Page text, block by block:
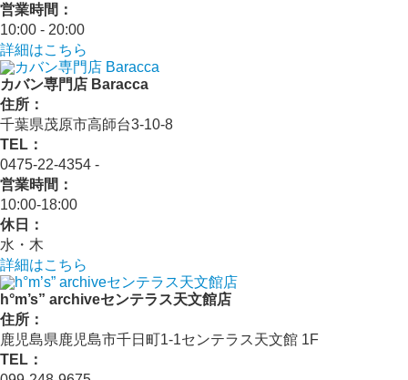
営業時間：
10:00 - 20:00
詳細はこちら
カバン専門店 Baracca
住所：
千葉県茂原市高師台3-10-8
TEL：
0475-22-4354 ‐
営業時間：
10:00‐18:00
休日：
水・木
詳細はこちら
h°m’s” archiveセンテラス天文館店
住所：
鹿児島県鹿児島市千日町1-1センテラス天文館 1F
TEL：